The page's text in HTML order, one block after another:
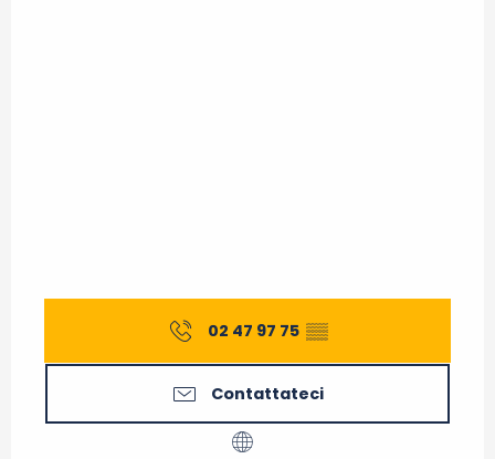
02 47 97 75 ▒▒
Contattateci